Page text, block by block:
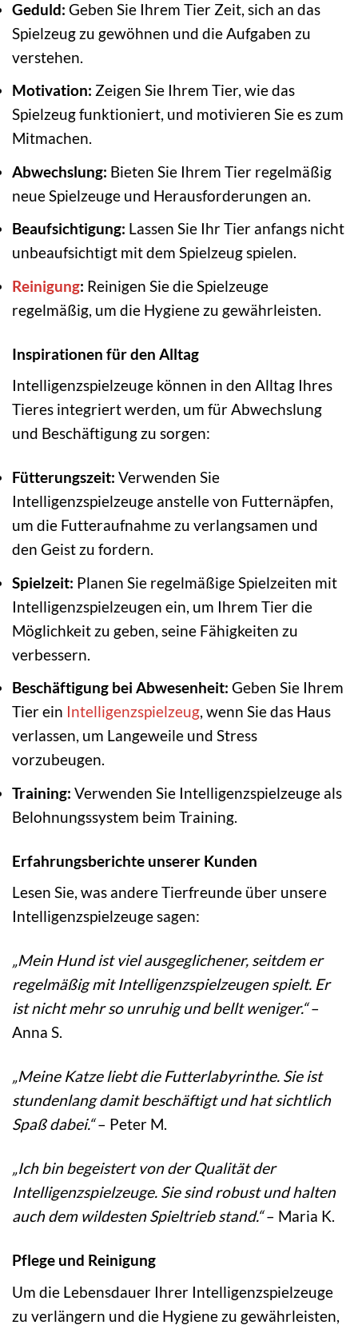
Geduld: Geben Sie Ihrem Tier Zeit, sich an das
Spielzeug zu gewöhnen und die Aufgaben zu
verstehen.
Motivation: Zeigen Sie Ihrem Tier, wie das
Spielzeug funktioniert, und motivieren Sie es zum
Mitmachen.
Abwechslung: Bieten Sie Ihrem Tier regelmäßig
neue Spielzeuge und Herausforderungen an.
Beaufsichtigung: Lassen Sie Ihr Tier anfangs nicht
unbeaufsichtigt mit dem Spielzeug spielen.
Reinigung: Reinigen Sie die Spielzeuge
regelmäßig, um die Hygiene zu gewährleisten.
Inspirationen für den Alltag
Intelligenzspielzeuge können in den Alltag Ihres
Tieres integriert werden, um für Abwechslung
und Beschäftigung zu sorgen:
Fütterungszeit: Verwenden Sie
Intelligenzspielzeuge anstelle von Futternäpfen,
um die Futteraufnahme zu verlangsamen und
den Geist zu fordern.
Spielzeit: Planen Sie regelmäßige Spielzeiten mit
Intelligenzspielzeugen ein, um Ihrem Tier die
Möglichkeit zu geben, seine Fähigkeiten zu
verbessern.
Beschäftigung bei Abwesenheit: Geben Sie Ihrem
Tier ein Intelligenzspielzeug, wenn Sie das Haus
verlassen, um Langeweile und Stress
vorzubeugen.
Training: Verwenden Sie Intelligenzspielzeuge als
Belohnungssystem beim Training.
Erfahrungsberichte unserer Kunden
Lesen Sie, was andere Tierfreunde über unsere
Intelligenzspielzeuge sagen:
„Mein Hund ist viel ausgeglichener, seitdem er
regelmäßig mit Intelligenzspielzeugen spielt. Er
ist nicht mehr so unruhig und bellt weniger.“–
Anna S.
„Meine Katze liebt die Futterlabyrinthe. Sie ist
stundenlang damit beschäftigt und hat sichtlich
Spaß dabei.“– Peter M.
„Ich bin begeistert von der Qualität der
Intelligenzspielzeuge. Sie sind robust und halten
auch dem wildesten Spieltrieb stand.“– Maria K.
Pflege und Reinigung
Um die Lebensdauer Ihrer Intelligenzspielzeuge
zu verlängern und die Hygiene zu gewährleisten,